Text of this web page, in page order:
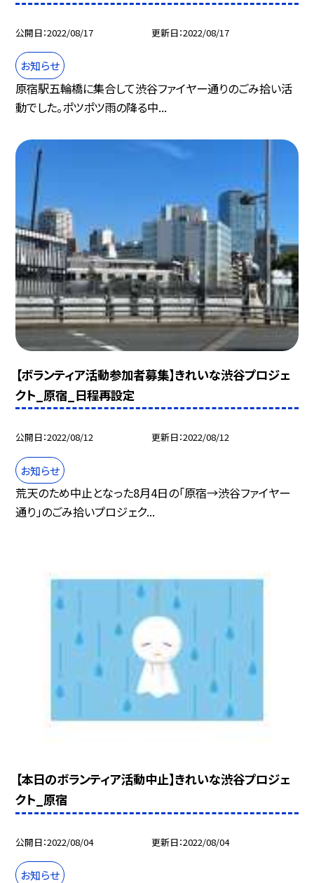
公開日 2022/08/17 更新日 2022/08/17
お知らせ
原宿駅五輪橋に集合して渋谷ファイヤー通りのごみ拾い活
動でした。ポツポツ雨の降る中...
【ボランティア活動参加者募集】きれいな渋谷プロジェ
クト_原宿_日程再設定
公開日 2022/08/12 更新日 2022/08/12
お知らせ
荒天のため中止となった8月4日の「原宿→渋谷ファイヤー
通り」のごみ拾いプロジェク...
【本日のボランティア活動中止】きれいな渋谷プロジェ
クト_原宿
公開日 2022/08/04 更新日 2022/08/04
お知らせ